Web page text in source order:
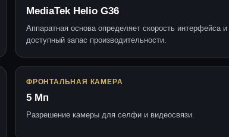
MediaTek Helio G36
Аппаратная основа определяет скорость интерфейса и
доступный запас производительности.
ФРОНТАЛЬНАЯ КАМЕРА
5 Мп
Разрешение камеры для селфи и видеосвязи.